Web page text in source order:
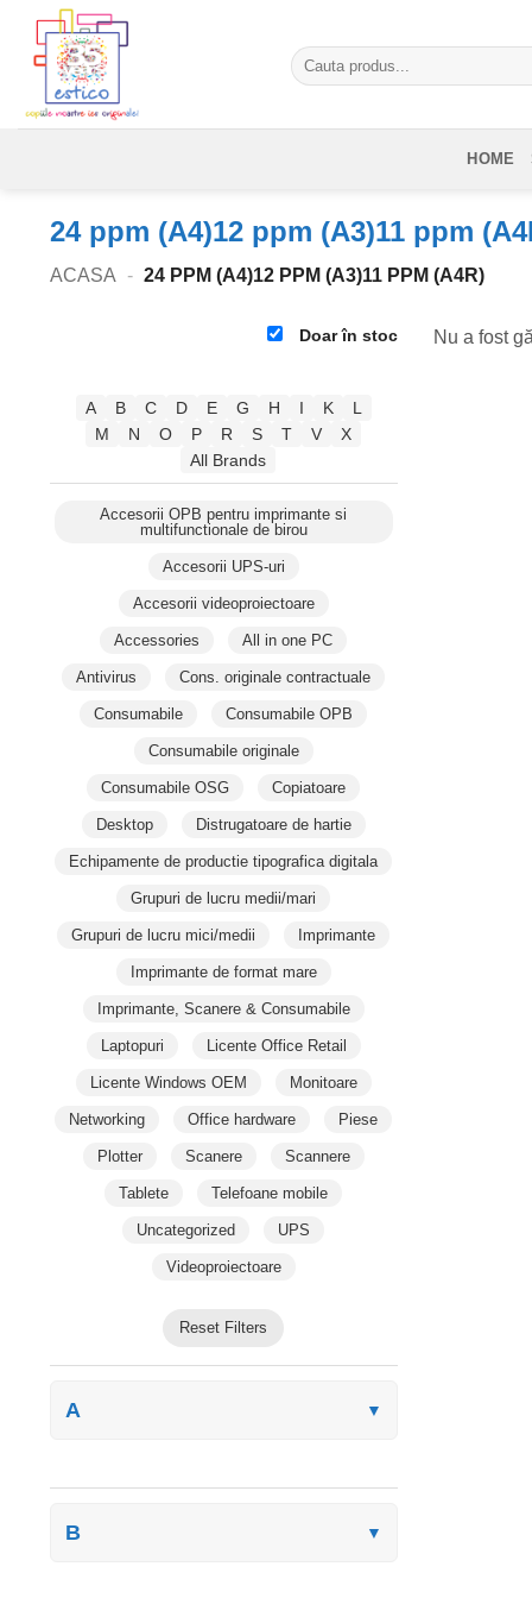
content
Caută
după:
HOME
24 ppm (A4)12 ppm (A3)11 ppm
ACASA - 24 PPM (A4)12 PPM (A3)11 PPM (A4R)
Doar în stoc
A B C D E G H I K
L
M
N O P R S T V
X
All Brands
Accesorii OPB pentru imprimante si
multifunctionale de birou
Accesorii UPS-uri
Accesorii videoproiectoare
Accessories All in one PC
Antivirus Cons. originale contractuale
Consumabile Consumabile OPB
Consumabile originale
Consumabile OSG Copiatoare
Desktop Distrugatoare de hartie
Echipamente de productie tipografica digitala
Grupuri de lucru medii/mari
Grupuri de lucru mici/medii Imprimante
Imprimante de format mare
Imprimante, Scanere & Consumabile
Laptopuri Licente Office Retail
Licente Windows OEM Monitoare
Networking Office hardware Piese
Plotter Scanere Scannere
Tablete Telefoane mobile
Uncategorized UPS
Videoproiectoare
Reset Filters
A ▼
B ▼
Nu a fost